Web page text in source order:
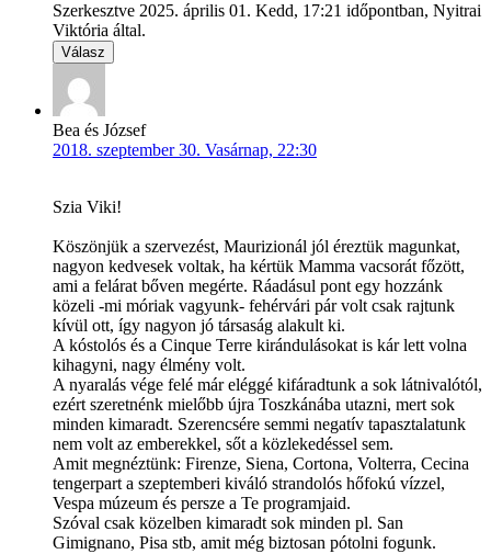
Szerkesztve 2025. április 01. Kedd, 17:21 időpontban, Nyitrai
Viktória által.
Válasz
Bea és József
2018. szeptember 30. Vasárnap, 22:30
Szia Viki!
Köszönjük a szervezést, Maurizionál jól éreztük magunkat,
nagyon kedvesek voltak, ha kértük Mamma vacsorát főzött,
ami a felárat bőven megérte. Ráadásul pont egy hozzánk
közeli -mi móriak vagyunk- fehérvári pár volt csak rajtunk
kívül ott, így nagyon jó társaság alakult ki.
A kóstolós és a Cinque Terre kirándulásokat is kár lett volna
kihagyni, nagy élmény volt.
A nyaralás vége felé már eléggé kifáradtunk a sok látnivalótól,
ezért szeretnénk mielőbb újra Toszkánába utazni, mert sok
minden kimaradt. Szerencsére semmi negatív tapasztalatunk
nem volt az emberekkel, sőt a közlekedéssel sem.
Amit megnéztünk: Firenze, Siena, Cortona, Volterra, Cecina
tengerpart a szeptemberi kiváló strandolós hőfokú vízzel,
Vespa múzeum és persze a Te programjaid.
Szóval csak közelben kimaradt sok minden pl. San
Gimignano, Pisa stb, amit még biztosan pótolni fogunk.